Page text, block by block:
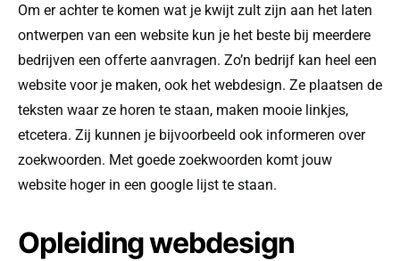
Om er achter te komen wat je kwijt zult zijn aan het laten
ontwerpen van een website kun je het beste bij meerdere
bedrijven een offerte aanvragen. Zo’n bedrijf kan heel een
website voor je maken, ook het webdesign. Ze plaatsen de
teksten waar ze horen te staan, maken mooie linkjes,
etcetera. Zij kunnen je bijvoorbeeld ook informeren over
zoekwoorden. Met goede zoekwoorden komt jouw
website hoger in een google lijst te staan.
Opleiding webdesign